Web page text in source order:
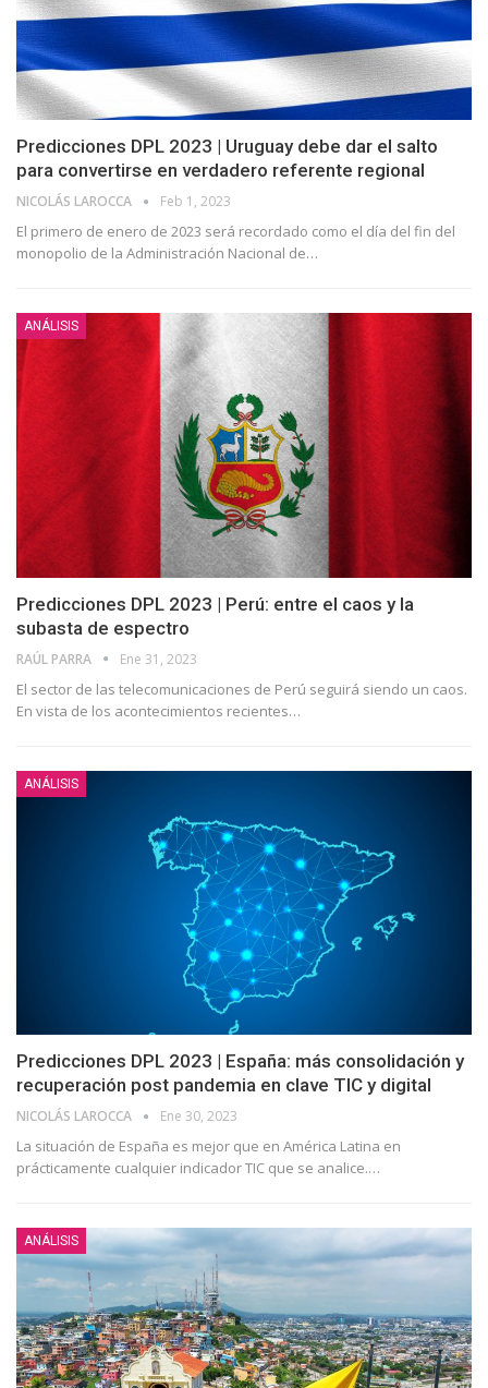
Predicciones DPL 2023 | Uruguay debe dar el salto
para convertirse en verdadero referente regional
NICOLÁS LAROCCA Feb 1, 2023
El primero de enero de 2023 será recordado como el día del fin del
monopolio de la Administración Nacional de…
ANÁLISIS
Predicciones DPL 2023 | Perú: entre el caos y la
subasta de espectro
RAÚL PARRA Ene 31, 2023
El sector de las telecomunicaciones de Perú seguirá siendo un caos.
En vista de los acontecimientos recientes…
ANÁLISIS
Predicciones DPL 2023 | España: más consolidación y
recuperación post pandemia en clave TIC y digital
NICOLÁS LAROCCA Ene 30, 2023
La situación de España es mejor que en América Latina en
prácticamente cualquier indicador TIC que se analice.…
ANÁLISIS